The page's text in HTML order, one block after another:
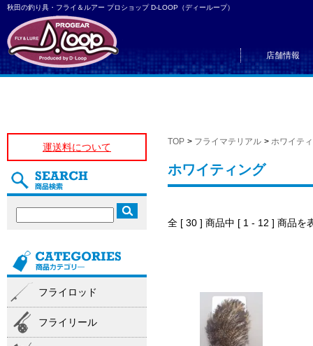
秋田の釣り具・フライ＆ルアー プロショップ D-LOOP（ディーループ）
店舗情報
TOP > フライマテリアル > ホワイテ
ホワイティング
全 [ 30 ] 商品中 [ 1 - 12 ] 商品を
運送料について
フライロッド
フライリール